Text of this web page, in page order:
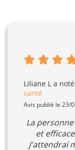
Liliane L a noté
santé
Avis publié le 23/
La
et
J'attendrai